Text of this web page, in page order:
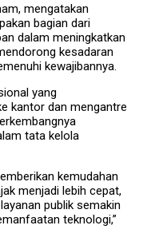
mengatakan
bagian dari
dalam meningkatkan
kesadaran
kewajibannya.
yang
kantor dan mengantre
tata kelola
kemudahan
menjadi lebih cepat,
publik semakin
teknologi,”